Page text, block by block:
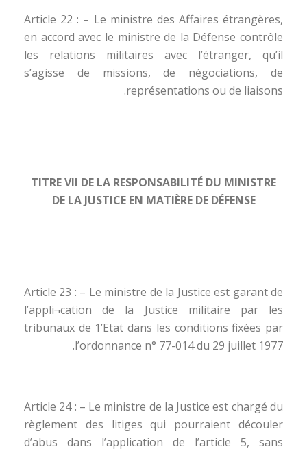
Article 22 : – Le ministre des Affaires étrangères,
en accord avec le ministre de la Défense contrôle
les relations militaires avec l’étranger, qu’il
s’agisse de missions, de négociations, de
représentations ou de liaisons.
TITRE VII DE LA RESPONSABILITÉ DU MINISTRE
DE LA JUSTICE EN MATIÈRE DE DÉFENSE
Article 23 : – Le ministre de la Justice est garant de
l’appli¬cation de la Justice militaire par les
tribunaux de 1’Etat dans les conditions fixées par
l’ordonnance n° 77-014 du 29 juillet 1977.
Article 24 : – Le ministre de la Justice est chargé du
règlement des litiges qui pourraient découler
d’abus dans l’application de l’article 5, sans